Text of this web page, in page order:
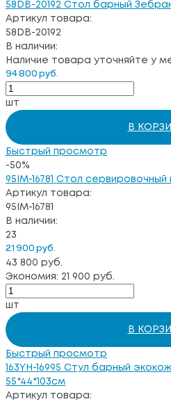
58DB-20192 Стол барный
Артикул товара:
58DB-20192
В наличии:
Наличие товара уточняйте у
94 800 руб.
шт
В
Быстрый просмотр
-50%
95IM-16781 Стол
Артикул товара:
95IM-16781
В наличии:
23
21 900 руб.
43 800 руб.
Экономия: 21 900 руб.
шт
В
Быстрый просмотр
163YH-16995 Стул барный
55*44*103см
Артикул товара: